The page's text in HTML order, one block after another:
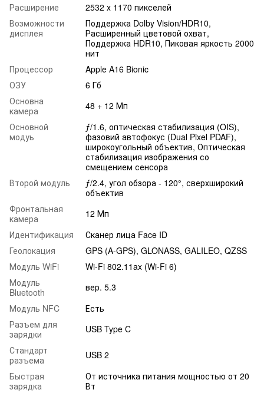
Расширение
2532 x 1170 пикселей
Возможности
дисплея
Поддержка Dolby Vision/HDR10,
Расширенный цветовой охват,
Поддержка HDR10, Пиковая яркость 2000
нит
Процессор
Apple A16 Bionic
ОЗУ
6 Гб
Основна
камера
48 + 12 Мп
Основной
модуь
ƒ/1.6, оптическая стабилизация (OIS),
фазовий автофокус (Dual Pixel PDAF),
широкоугольный объектив, Оптическая
стабилизация изображения со
смещением сенсора
Второй модуль
ƒ/2.4, угол обзора - 120°, сверхширокий
объектив
Фронтальная
камера
12 Мп
Идентификация
Сканер лица Face ID
Геолокация
GPS (A-GPS), GLONASS, GALILEO, QZSS
Модуль WiFi
Wi-Fi 802.11ax (Wi-Fi 6)
Модуль
Bluetooth
вер. 5.3
Модуль NFC
Есть
Разъем для
зарядки
USB Type C
Стандарт
разъема
USB 2
Быстрая
зарядка
От источника питания мощностью от 20
Вт